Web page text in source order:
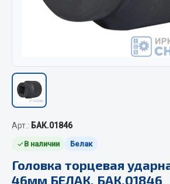
Отопители салона,
Автономные воздушные отопители
Отопители салона
Подогреватели тосола
Автозвук
Арт.: БАК.01846
В наличии Белак
Головка торцевая
46мм БЕЛАК, БАК.01846